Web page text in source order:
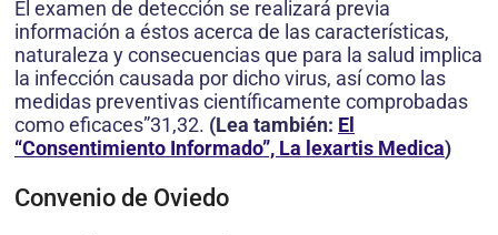
El examen de detección se realizará previa
información a éstos acerca de las características,
naturaleza y consecuencias que para la salud implica
la infección causada por dicho virus, así como las
medidas preventivas científicamente comprobadas
como eficaces”31,32. (Lea también: El
“Consentimiento Informado”, La lexartis Medica)
Convenio de Oviedo